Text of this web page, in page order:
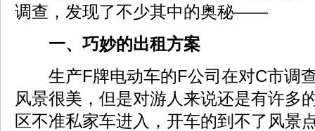
调查，发现了不少其中的奥秘——
一、巧妙的出租方案
生产F牌电动车的F公司在对C市调
风景很美，但是对游人来说还是有许多
区不准私家车进入，开车的到不了风景